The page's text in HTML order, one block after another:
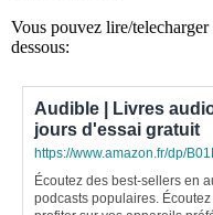
Vous pouvez lire/
dessous:
Audible | Livres
jours d'essai gratuit
https://www.amazon.fr/dp/
Écoutez des best-sellers en
podcasts populaires.